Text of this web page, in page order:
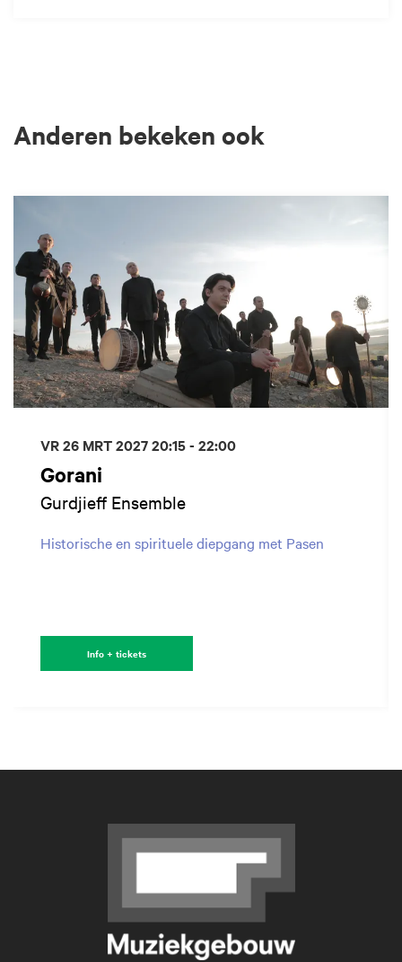
Anderen bekeken ook
Gorani
Gurdjieff Ensemble
Historische en spirituele diepgang met Pasen
VR 26 MRT 202720:15 - 22:00
Info + tickets